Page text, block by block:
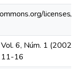
licenses/
6, Núm. 1
11-16